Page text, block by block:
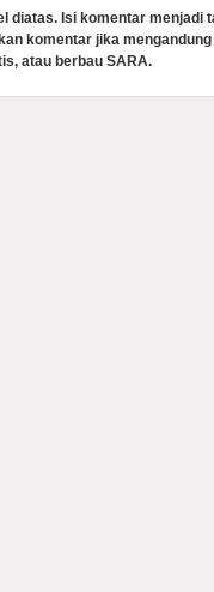
diatas. Isi komentar menjadi
komentar jika
atau berbau SARA.